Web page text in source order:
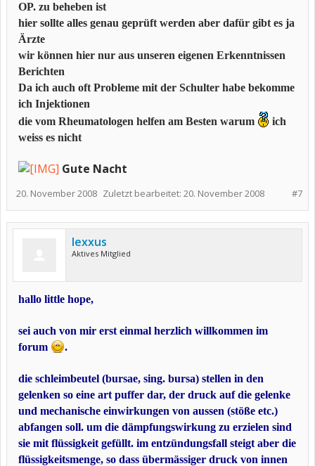
OP. zu beheben ist
hier sollte alles genau geprüft werden aber dafür gibt es ja
Ärzte
wir können hier nur aus unseren eigenen Erkenntnissen
Berichten
Da ich auch oft Probleme mit der Schulter habe bekomme
ich Injektionen
die vom Rheumatologen helfen am Besten warum
ich
weiss es nicht
Gute Nacht
#7
20. November 2008 Zuletzt bearbeitet: 20. November 2008
lexxus
Aktives Mitglied
hallo little hope,
sei auch von mir erst einmal herzlich willkommen im
forum
.
die schleimbeutel (bursae, sing. bursa) stellen in den
gelenken so eine art puffer dar, der druck auf die gelenke
und mechanische einwirkungen von aussen (stöße etc.)
abfangen soll. um die dämpfungswirkung zu erzielen sind
sie mit flüssigkeit gefüllt. im entzündungsfall steigt aber die
flüssigkeitsmenge, so dass übermässiger druck von innen